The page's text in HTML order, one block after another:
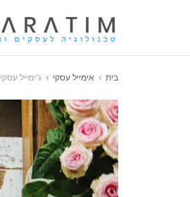
בית אימייל עסקי ג'ימייל עסקי